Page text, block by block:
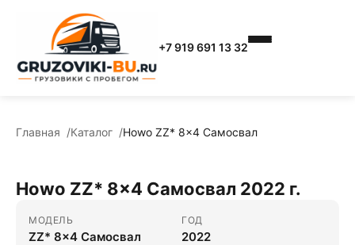
+7 919 691 13 32
Главная Каталог Howo ZZ* 8x4 Самосвал
Howo ZZ* 8x4 Самосвал 2022 г.
МОДЕЛЬ
ZZ* 8x4 Самосвал
ГОД
2022